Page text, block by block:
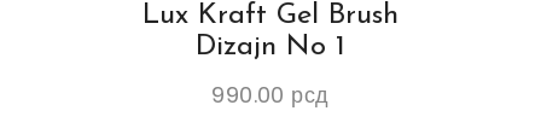
Lux Kraft Gel Brush
Dizajn No 1
990.00 рсд